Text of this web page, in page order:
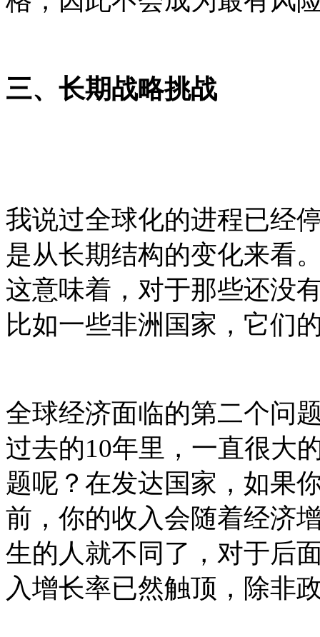
三、长期战略挑战
我说过全球化的进程已经
是从长期结构的变化来看
这意味着，对于那些还没
比如一些非洲国家，它们
全球经济面临的第二个问
过去的10年里，一直很大
题呢？在发达国家，如果
前，你的收入会随着经济
生的人就不同了，对于后
入增长率已然触顶，除非